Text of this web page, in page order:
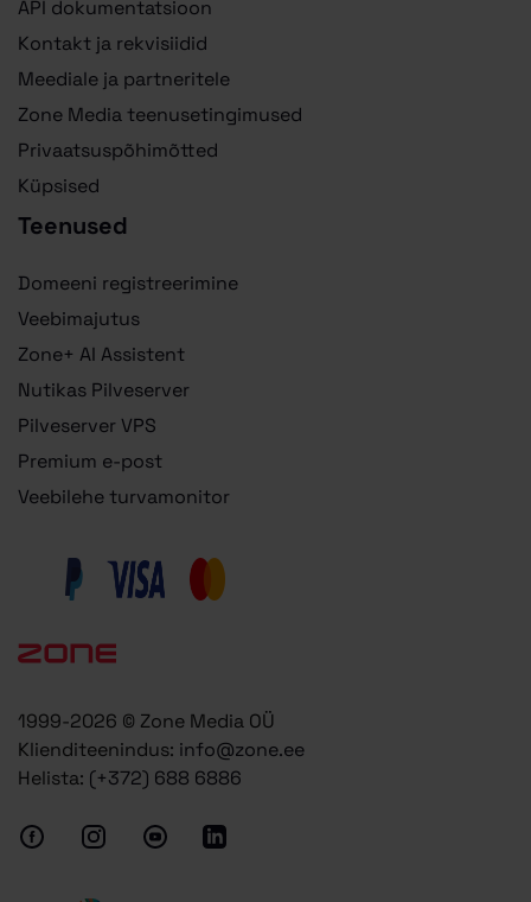
1999-2026 © Zone Media OÜ
Klienditeenindus: info@zone.ee
Helista: (+372) 688 6886
API dokumentatsioon
Kontakt ja rekvisiidid
Meediale ja partneritele
Zone Media teenusetingimused
Privaatsuspõhimõtted
Küpsised
Teenused
Domeeni registreerimine
Veebimajutus
Zone+ AI Assistent
Nutikas Pilveserver
Pilveserver VPS
Premium e-post
Veebilehe turvamonitor